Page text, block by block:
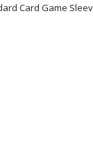
Card Game